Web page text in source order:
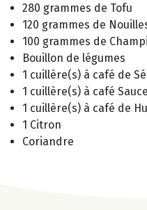
280 grammes de Tofu
120 grammes de
100 grammes de
Bouillon de légumes
1 cuillère(s) à café de
1 cuillère(s) à café
1 cuillère(s) à café de
1 Citron
Coriandre